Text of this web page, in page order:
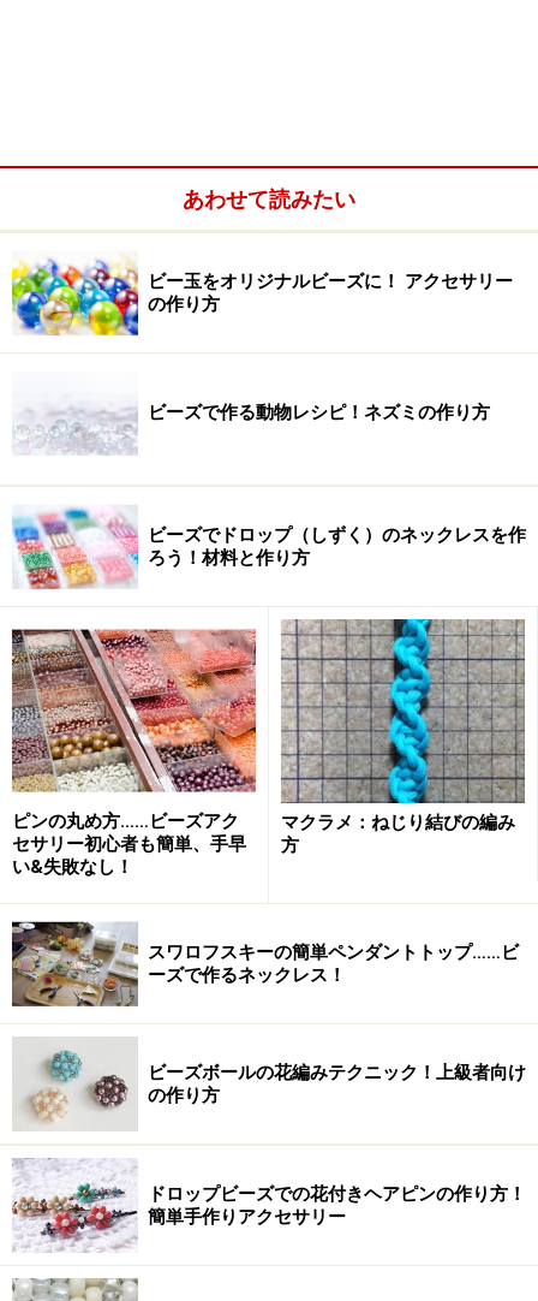
あわせて読みたい
ビー玉をオリジナルビーズに！ アクセサリー
の作り方
ビーズで作る動物レシピ！ネズミの作り方
ビーズでドロップ（しずく）のネックレスを作
ろう！材料と作り方
ピンの丸め方……ビーズアク
セサリー初心者も簡単、手早
い&失敗なし！
マクラメ：ねじり結びの編み
方
スワロフスキーの簡単ペンダントトップ……ビ
ーズで作るネックレス！
ビーズボールの花編みテクニック！上級者向け
の作り方
ドロップビーズでの花付きヘアピンの作り方！
簡単手作りアクセサリー